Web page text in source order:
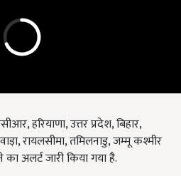
हरियाणा, उत्तर प्रदेश, बिहार,
रायलसीमा, तमिलनाडु, जम्मू कश्मीर
का अलर्ट जारी किया गया है.